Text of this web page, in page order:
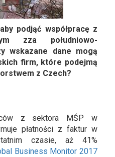
podjąć współpracę z
zza południowo-
wskazane dane mogą
firm, które podejmą
z Czech?
z sektora MŚP w
płatności z faktur w
czasie, aż 41%
Business Monitor 2017